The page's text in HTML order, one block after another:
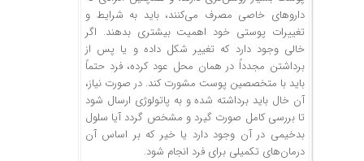
داروهای خاصی مصرف می‌کنند، باید به شرایط و
تغییرات پوستی خود اهمیت بیشتری بدهند. اگر
خالی وجود دارد که تغییر شکل داده و یا پس از
برداشتن مجدداً در همان محل عود کرده، فرد حتماً
باید با متخصصین پوست مشورت کند. در صورت نیاز،
آن خال باید برداشته شده و به پاتولوژی ارسال شود
تا بررسی کامل صورت گیرد و مشخص گردد آیا سلول
بدخیمی در آن وجود دارد یا خیر که بر اساس آن
درمان‌های تکمیلی برای فرد انجام شود.